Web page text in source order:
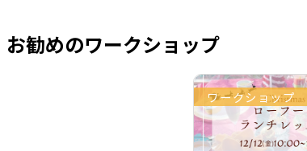
お勧めのワークショップ
ワークショップ